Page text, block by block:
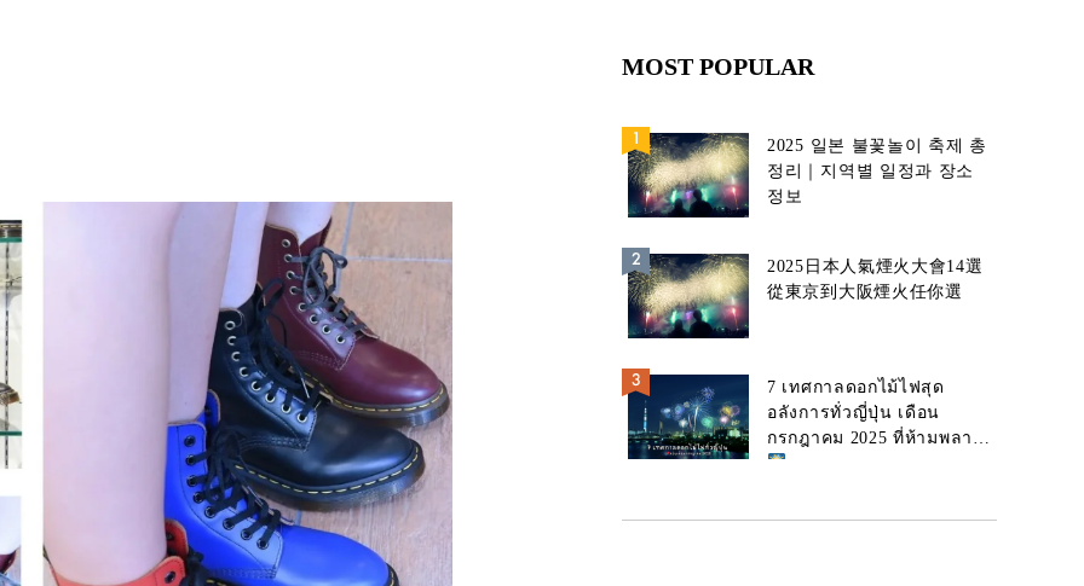
MOST POPULAR
2025 일본 불꽃놀이 축제 총
정리｜지역별 일정과 장소
정보
2025日本人氣煙火大會14選
從東京到大阪煙火任你選
7 เทศกาลดอกไม้ไฟสุด
อลังการทั่วญี่ปุ่น เดือน
กรกฎาคม 2025 ที่ห้ามพลาด!